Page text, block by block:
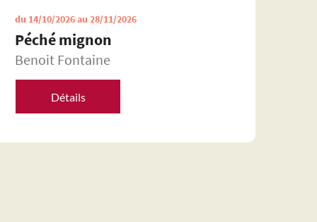
du 14/10/2026 au 28/11/2026
Péché mignon
Benoit Fontaine
Détails